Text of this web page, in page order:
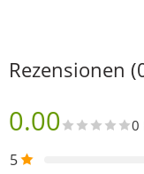
Rezensionen
0.00 0
5